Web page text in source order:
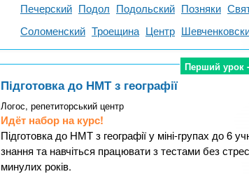
Печерский Подол Подольский Позняки
Соломенский Троещина Центр
Перший урок
Перший урок
Підготовка до НМТ з географії
Логос, репетиторський центр
Идёт набор на курс!
Підготовка до НМТ з географії у міні-групах до 6
знання та навчіться працювати з тестами без
минулих років.